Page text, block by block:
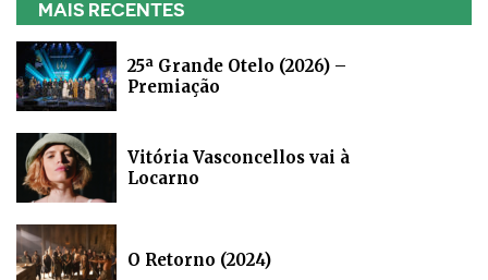
MAIS RECENTES
25ª Grande Otelo (2026) –
Premiação
Vitória Vasconcellos vai à
Locarno
O Retorno (2024)